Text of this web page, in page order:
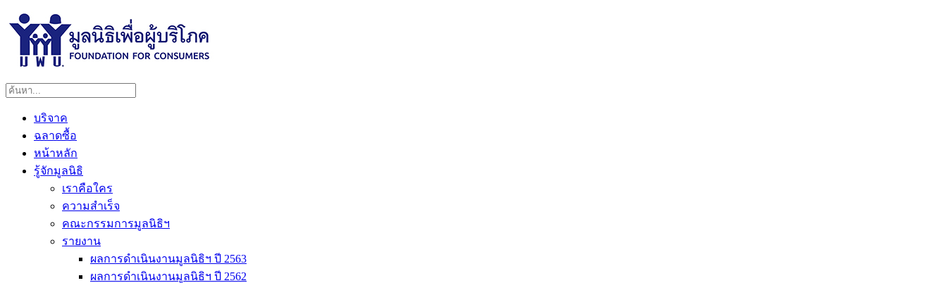
บริจาค
ฉลาดซื้อ
หน้าหลัก
รู้จักมูลนิธิ
เราคือใคร
ความสำเร็จ
คณะกรรมการมูลนิธิฯ
รายงาน
ผลการดำเนินงานมูลนิธิฯ ปี 2563
ผลการดำเนินงานมูลนิธิฯ ปี 2562